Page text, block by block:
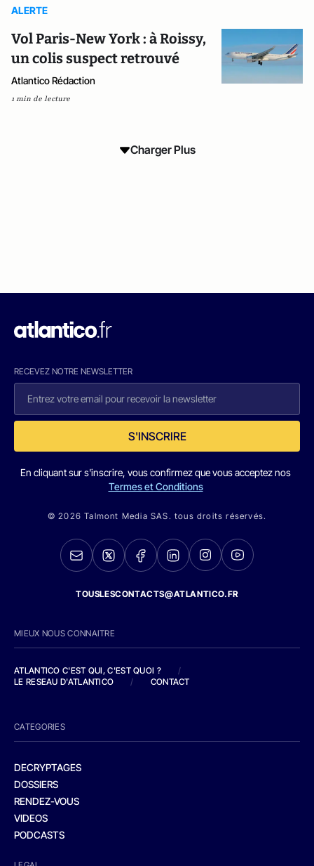
ALERTE
Vol Paris-New York : à Roissy,
un colis suspect retrouvé
Atlantico Rédaction
1 min de lecture
Charger Plus
RECEVEZ NOTRE NEWSLETTER
S'INSCRIRE
En cliquant sur s'inscrire, vous confirmez que vous acceptez nos
Termes et Conditions
© 2026 Talmont Media SAS. tous droits réservés.
TOUSLESCONTACTS@ATLANTICO.FR
MIEUX NOUS CONNAITRE
ATLANTICO C'EST QUI, C'EST QUOI ?
/
LE RESEAU D'ATLANTICO
/ CONTACT
CATEGORIES
DECRYPTAGES
DOSSIERS
RENDEZ-VOUS
VIDEOS
PODCASTS